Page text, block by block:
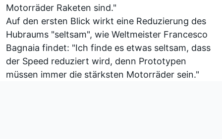
Motorräder Raketen sind."
Auf den ersten Blick wirkt eine Reduzierung des
Hubraums "seltsam", wie Weltmeister Francesco
Bagnaia findet: "Ich finde es etwas seltsam, dass
der Speed reduziert wird, denn Prototypen
müssen immer die stärksten Motorräder sein."